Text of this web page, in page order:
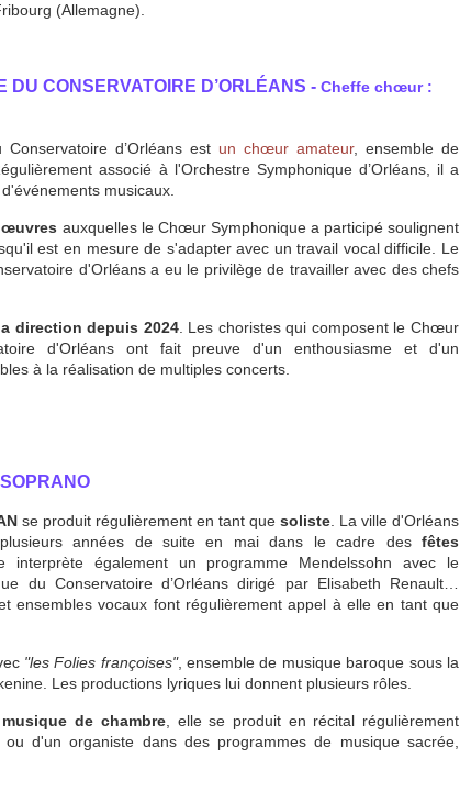
(Allemagne).
CONSERVATOIRE D’ORLÉANS - Cheffe chœur :
d’Orléans est un chœur amateur, ensemble de
associé à l'Orchestre Symphonique d’Orléans, il a
musicaux.
œuvres auxquelles le Chœur Symphonique a participé soulignent
est en mesure de s'adapter avec un travail vocal difficile. Le
d'Orléans a eu le privilège de travailler avec des chefs
direction depuis 2024. Les choristes qui composent le Chœur
d'Orléans ont fait preuve d'un enthousiasme et d'un
à la réalisation de multiples concerts.
se produit régulièrement en tant que soliste. La ville d'Orléans
années de suite en mai dans le cadre des fêtes
interprète également un programme Mendelssohn avec le
du Conservatoire d’Orléans dirigé par Elisabeth Renault…
ensembles vocaux font régulièrement appel à elle en tant que
"les Folies françoises", ensemble de musique baroque sous la
Les productions lyriques lui donnent plusieurs rôles.
musique de chambre, elle se produit en récital régulièrement
ou d'un organiste dans des programmes de musique sacrée,